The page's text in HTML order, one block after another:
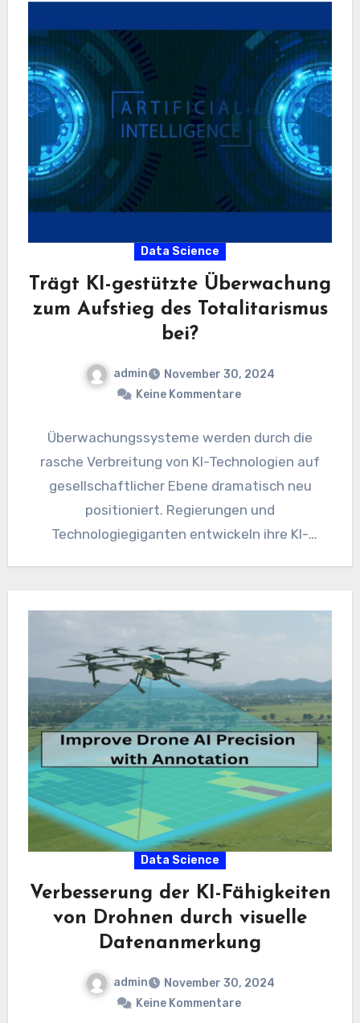
Data Science
Trägt KI-gestützte Überwachung
zum Aufstieg des Totalitarismus
bei?
admin
November 30, 2024
Keine Kommentare
Überwachungssysteme werden durch die
rasche Verbreitung von KI-Technologien auf
gesellschaftlicher Ebene dramatisch neu
positioniert. Regierungen und
Technologiegiganten entwickeln ihre KI-
Data Science
Verbesserung der KI-Fähigkeiten
von Drohnen durch visuelle
Datenanmerkung
admin
November 30, 2024
Keine Kommentare